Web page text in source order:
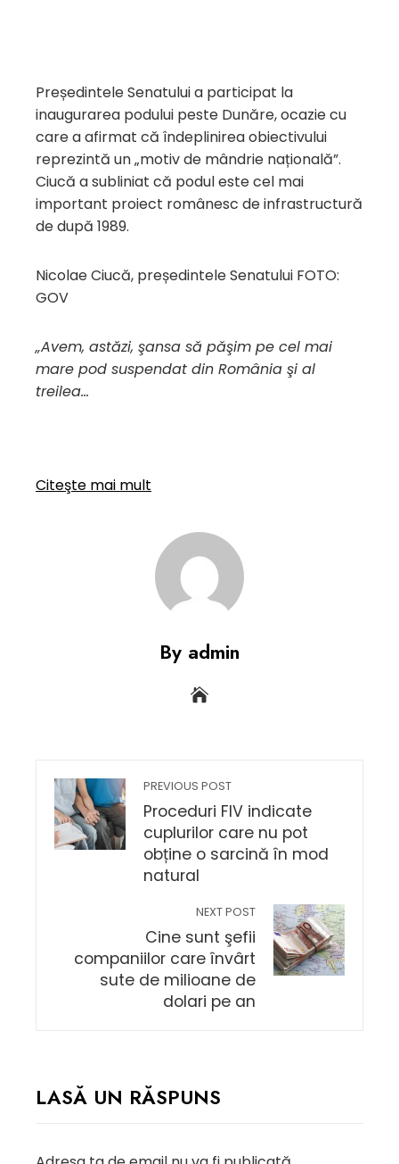
Președintele Senatului a participat la
inaugurarea podului peste Dunăre, ocazie cu
care a afirmat că îndeplinirea obiectivului
reprezintă un „motiv de mândrie națională”.
Ciucă a subliniat că podul este cel mai
important proiect românesc de infrastructură
de după 1989.
Nicolae Ciucă, președintele Senatului FOTO:
GOV
„Avem, astăzi, şansa să păşim pe cel mai
mare pod suspendat din România şi al
treilea…
Citeşte mai mult
By admin
PREVIOUS POST
Proceduri FIV indicate
cuplurilor care nu pot
obține o sarcină în mod
natural
NEXT POST
Cine sunt şefii
companiilor care învârt
sute de milioane de
dolari pe an
LASĂ UN RĂSPUNS